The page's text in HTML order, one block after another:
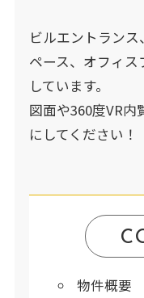
ビルエントラン
ペース、オフィ
しています。
図面や360度VR
にしてください！
物件概要